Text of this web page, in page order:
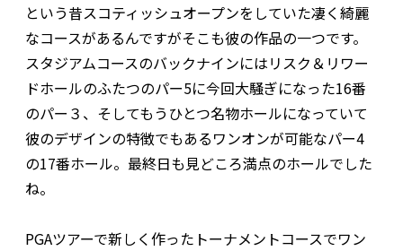
という昔スコティッシュオープンをしていた凄く綺麗
なコースがあるんですがそこも彼の作品の一つです。
スタジアムコースのバックナインにはリスク＆リワー
ドホールのふたつのパー5に今回大騒ぎになった16番
のパー３、そしてもうひとつ名物ホールになっていて
彼のデザインの特徴でもあるワンオンが可能なパー4
の17番ホール。最終日も見どころ満点のホールでした
ね。
PGAツアーで新しく作ったトーナメントコースでワン